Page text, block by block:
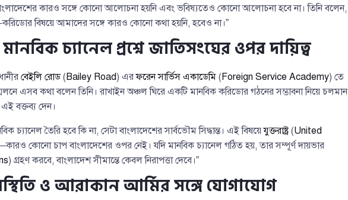
কারও সঙ্গে কোনো আলোচনা হয়নি এবং ভবিষ্যতেও কোনো আলোচনা হবে না। তিনি বলেন,
বিষয়ে আমাদের সঙ্গে কারও কোনো কথা হয়নি, হবেও না।”
চ্যানেল প্রশ্নে জাতিসংঘের ওপর দায়িত্ব
বেইলি রোড(Bailey Road) এরফরেন সার্ভিস একাডেমি(Foreign Service Academy) তে
এসব কথা বলেন তিনি। রাখাইন অঞ্চল ঘিরে একটি মানবিক করিডোর গঠনের সম্ভাবনা নিয়ে চলমান
বক্তব্য দেন।
চ্যানেল তৈরি হবে কি না, সেটা বাংলাদেশের সার্বভৌম সিদ্ধান্ত। এই বিষয়েযুক্তরাষ্ট্র(United
কোনো চাপ বাংলাদেশের ওপর নেই। যদি মানবিক চ্যানেল গঠিত হয়, তার সম্পূর্ণ দায়ভার
) গ্রহণ করবে, বাংলাদেশ সীমান্তে কেবল নিরাপত্তা দেবে।”
ও আরাকান আর্মির সঙ্গে যোগাযোগ